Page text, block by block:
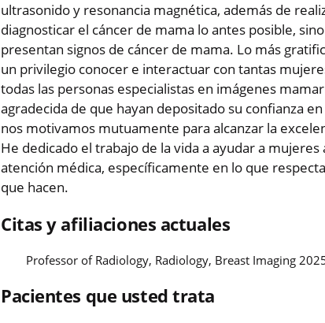
ultrasonido y resonancia magnética, además de
diagnosticar el cáncer de mama lo antes posible,
presentan signos de cáncer de mama. Lo más
un privilegio conocer e interactuar con tantas
todas las personas especialistas en imágenes
agradecida de que hayan depositado su confianza
nos motivamos mutuamente para alcanzar la
He dedicado el trabajo de la vida a ayudar a
atención médica, específicamente en lo que
que hacen.
Citas y afiliaciones actuales
Professor of Radiology, Radiology, Breast Imaging
Pacientes que usted trata